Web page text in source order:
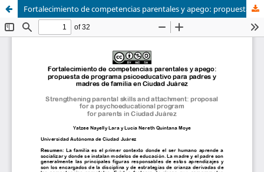
Fortalecimiento de competencias parentales y apego: propuesta de programa psicoeducativo para padres y madres de familia en Ciudad Juárez